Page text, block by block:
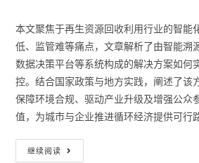
本文聚焦于再生资源回收利用行业的智能
低、监管难等痛点，文章解析了由智能溯
数据决策平台等系统构成的解决方案如何
控。结合国家政策与地方实践，阐述了该
保障环境合规、驱动产业升级及增强公众
值，为城市与企业推进循环经济提供可行
继续阅读